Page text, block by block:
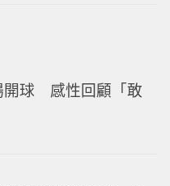
開球 感性回顧「敢